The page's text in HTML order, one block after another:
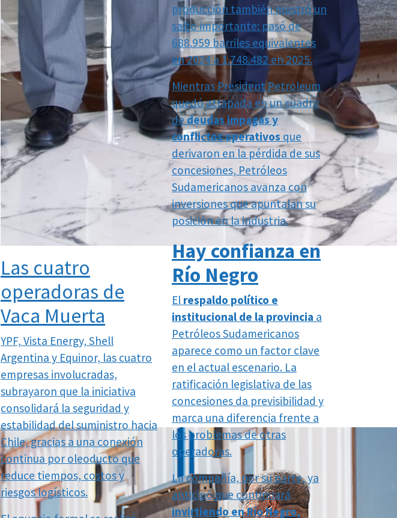
Las cuatro
operadoras de
Vaca Muerta
YPF, Vista Energy, Shell
Argentina y Equinor, las cuatro
empresas involucradas,
subrayaron que la iniciativa
consolidará la seguridad y
estabilidad del suministro hacia
Chile, gracias a una conexión
continua por oleoducto que
reduce tiempos, costos y
riesgos logísticos.
producción también mostró un
salto importante: pasó de
688.959 barriles equivalentes
en 2024 a 1.748.482 en 2025.
Mientras President Petroleum
quedó atrapada en un cuadro
dedeudas impagas y
conflictos operativos que
derivaron en la pérdida de sus
concesiones, Petróleos
Sudamericanos avanza con
inversiones que apuntalan su
posición en la industria.
Hay confianza en
Río Negro
El respaldo político e
institucional de la provincia a
Petróleos Sudamericanos
aparece como un factor clave
en el actual escenario. La
ratificación legislativa de las
concesiones da previsibilidad y
marca una diferencia frente a
los problemas de otras
operadoras.
La compañía, por su parte, ya
anticipó que continuará
invirtiendo en Río Negro,